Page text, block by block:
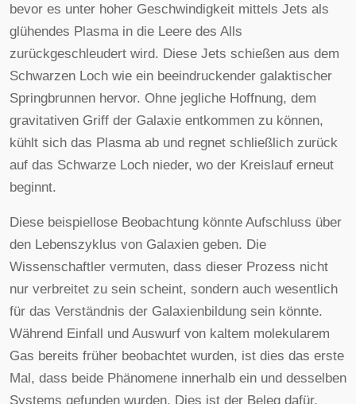
bevor es unter hoher Geschwindigkeit mittels Jets als
glühendes Plasma in die Leere des Alls
zurückgeschleudert wird. Diese Jets schießen aus dem
Schwarzen Loch wie ein beeindruckender galaktischer
Springbrunnen hervor. Ohne jegliche Hoffnung, dem
gravitativen Griff der Galaxie entkommen zu können,
kühlt sich das Plasma ab und regnet schließlich zurück
auf das Schwarze Loch nieder, wo der Kreislauf erneut
beginnt.
Diese beispiellose Beobachtung könnte Aufschluss über
den Lebenszyklus von Galaxien geben. Die
Wissenschaftler vermuten, dass dieser Prozess nicht
nur verbreitet zu sein scheint, sondern auch wesentlich
für das Verständnis der Galaxienbildung sein könnte.
Während Einfall und Auswurf von kaltem molekularem
Gas bereits früher beobachtet wurden, ist dies das erste
Mal, dass beide Phänomene innerhalb ein und desselben
Systems gefunden wurden. Dies ist der Beleg dafür,